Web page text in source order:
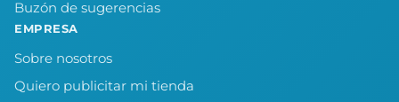
Buzón de sugerencias
EMPRESA
Sobre nosotros
Quiero publicitar mi tienda